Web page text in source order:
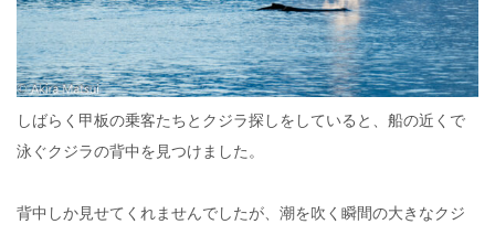
しばらく甲板の乗客たちとクジラ探しをしていると、船の近くで
泳ぐクジラの背中を見つけました。
背中しか見せてくれませんでしたが、潮を吹く瞬間の大きなクジ